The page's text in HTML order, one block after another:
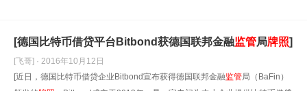
[德国比特币借贷平台Bitbond获德国联邦金融监管局牌照]
[飞哥] · 2016年10月12日
[近日，德国比特币借贷企业Bitbond宣布获得德国联邦金融监管局（BaFin）